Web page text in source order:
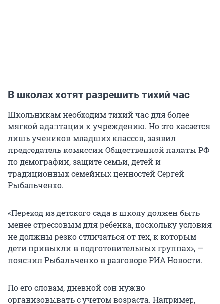
В школах хотят разрешить тихий час
Школьникам необходим тихий час для более
мягкой адаптации к учреждению. Но это касается
лишь учеников младших классов, заявил
председатель комиссии Общественной палаты РФ
по демографии, защите семьи, детей и
традиционных семейных ценностей Сергей
Рыбальченко.
«Переход из детского сада в школу должен быть
менее стрессовым для ребенка, поскольку условия
не должны резко отличаться от тех, к которым
дети привыкли в подготовительных группах», —
пояснил Рыбальченко в разговоре РИА Новости.
По его словам, дневной сон нужно
организовывать с учетом возраста. Например,